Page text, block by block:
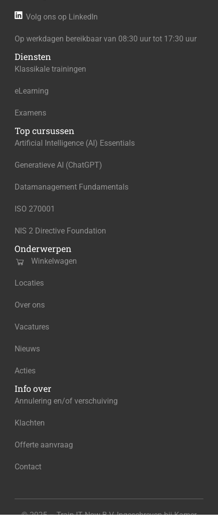
Volg ons op LinkedIn
Op werkdagen bereikbaar van 08:30 uur tot 17:30 uur
Diensten
Klassikale trainingen
eLearning
Examens
Top cursussen
Artificial Intelligence (AI) Essentials
Generatieve AI (ChatGPT)
Datamanagement Fundamentals
ISO 270001
NIS 2 Directive Foundation
Onderwerpen
Winkelwagen
Locaties
Over ons
Vacatures
Nieuws
Acties
Info over
Annulering en/of verschuiving
Klachten
Offerte aanvraag
Contact
© 2025 – Train IT Now B.V. Ingeschreven bij Kamer